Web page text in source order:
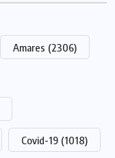
Amares (2306)
Covid-19 (1018)